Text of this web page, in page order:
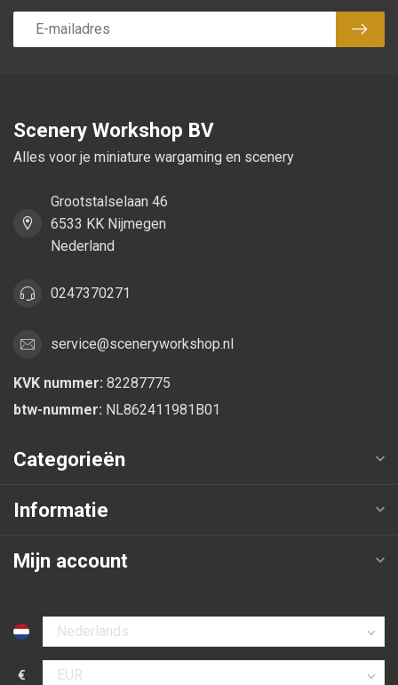
Scenery Workshop BV
Alles voor je miniature wargaming en scenery
Grootstalselaan 46
6533 KK Nijmegen
Nederland
0247370271
service@sceneryworkshop.nl
KVK nummer: 82287775
btw-nummer: NL862411981B01
Categorieën
Informatie
Mijn account
Selecteer taal
€